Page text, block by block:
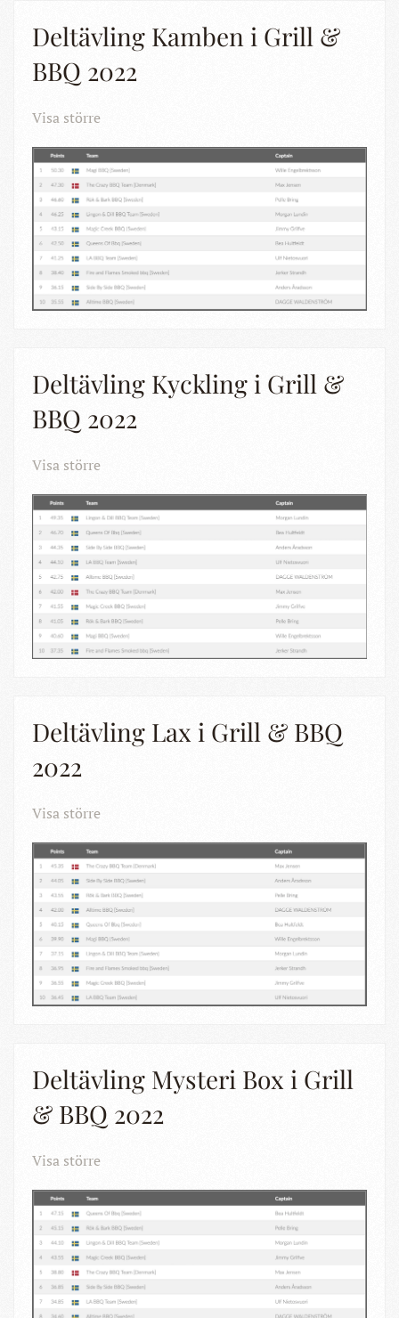
Deltävling Kamben i Grill &
BBQ 2022
Visa större
Deltävling Kyckling i Grill &
BBQ 2022
Visa större
Deltävling Lax i Grill & BBQ
2022
Visa större
Deltävling Mysteri Box i Grill
& BBQ 2022
Visa större